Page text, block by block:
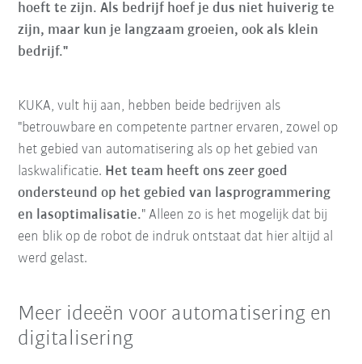
hoeft te zijn. Als bedrijf hoef je dus niet huiverig te
zijn, maar kun je langzaam groeien, ook als klein
bedrijf."
KUKA, vult hij aan, hebben beide bedrijven als
"betrouwbare en competente partner ervaren, zowel op
het gebied van automatisering als op het gebied van
laskwalificatie. Het team heeft ons zeer goed
ondersteund op het gebied van lasprogrammering
en lasoptimalisatie." Alleen zo is het mogelijk dat bij
een blik op de robot de indruk ontstaat dat hier altijd al
werd gelast.
Meer ideeën voor automatisering en
digitalisering